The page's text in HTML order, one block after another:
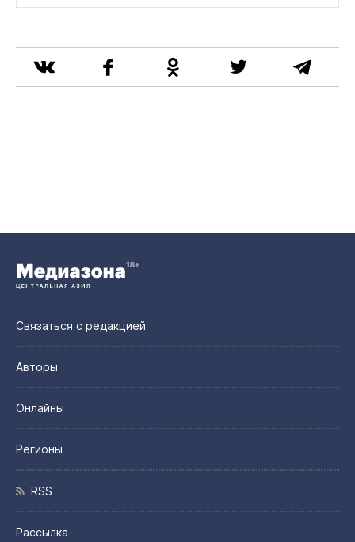
Связаться с редакцией
Авторы
Онлайны
Регионы
RSS
Рассылка